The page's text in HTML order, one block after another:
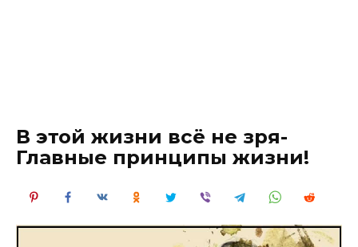
В этой жизни всё не зря-
Главные принципы жизни!